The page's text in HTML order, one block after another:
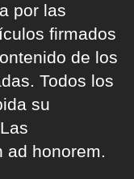
por las
firmados
de los
Todos los
su
ad honorem.